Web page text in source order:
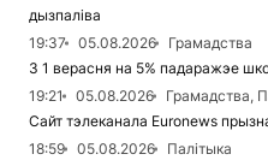
дызпаліва
19:37
05.08.2026
Грамадства
З 1 верасня на 5% падаражэе
19:21
05.08.2026
Грамадства,
Сайт тэлеканала Euronews
18:59
05.08.2026
Палітыка